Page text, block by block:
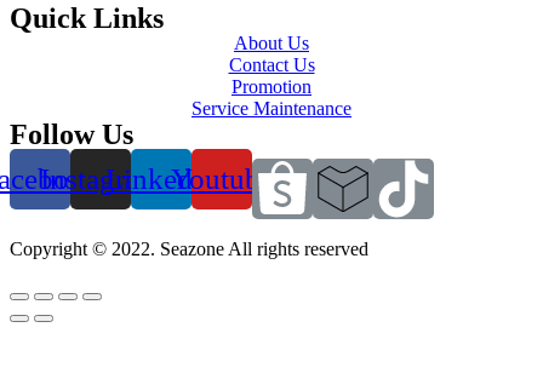
Quick Links
About Us
Contact Us
Promotion
Service Maintenance
Follow Us
InstagramLinkedinYoutube
Copyright © 2022. Seazone All rights reserved